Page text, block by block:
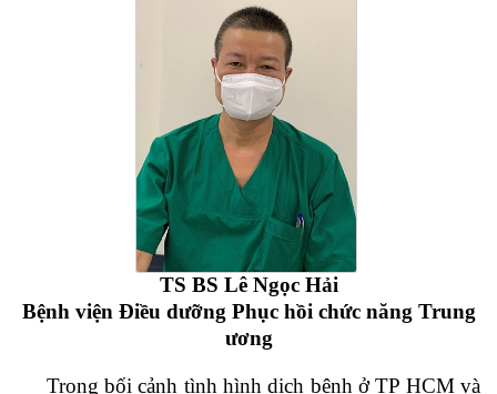
TS BS Lê Ngọc Hải
Bệnh viện Điều dưỡng Phục hồi chức năng Trung
ương
Trong bối cảnh tình hình dịch bệnh ở TP HCM và